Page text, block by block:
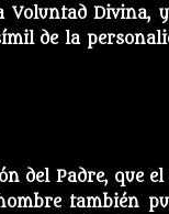
Voluntad Divina,
de la
del Padre, que
también